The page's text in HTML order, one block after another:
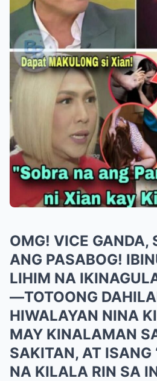
OMG! VICE GANDA,
ANG PASABOG!
LIHIM NA
—TOTOONG
HIWALAYAN NINA
MAY KINALAMAN
SAKITAN, AT ISANG
NA KILALA RIN SA